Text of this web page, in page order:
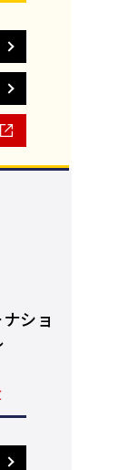
ショ